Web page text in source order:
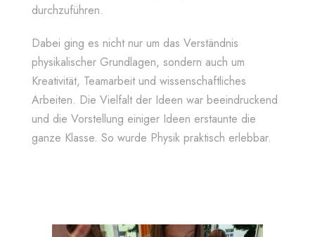
durchzuführen.
Dabei ging es nicht nur um das Verständnis
physikalischer Grundlagen, sondern auch um
Kreativität, Teamarbeit und wissenschaftliches
Arbeiten. Die Vielfalt der Ideen war beeindruckend
und die Vorstellung einiger Ideen erstaunte die
ganze Klasse. So wurde Physik praktisch erlebbar.